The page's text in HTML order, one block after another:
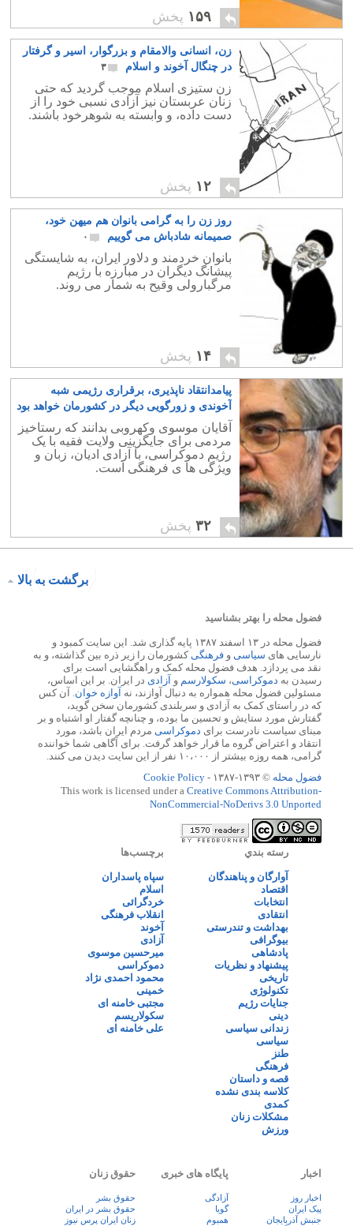
۱۵۹ پخش
زن، انسانی والامقام و بزرگوار، اسیر و گرفتار
در چنگال آخوند و اسلام
۳
زن ستیزی اسلام موجب گردید که حتی
زنان عربستان نیز آزادی نسبی خود را از
دست داده، و وابسته به شوهرخود باشند.
۱۲ پخش
روز زن را به گرامی بانوان هم میهن خود،
صمیمانه شادباش می گوییم
۰
بانوان خردمند و دلاور ایران، به شایستگی
پیشانگ دیگران در مبارزه با رژیم
مرگبارولی وقیح به شمار می روند.
۱۴ پخش
پیامدانتقاد ناپذیری، برقراری رژیمی شبه
آخوندی و زورگویی دیگر در کشورمان خواهد بود
آقایان موسوی وکهروبی بدانند که رستاخیز
مردمی برای جایگزینی ولایت فقیه با یک
رژیم دموکراسی، با آزادی ادیان، زبان و
ویژگی ها ی فرهنگی است.
۳۲ پخش
برگشت به بالا
فضول محله را بهتر بشناسید
فضول محله در ۱۳ اسفند ۱۳۸۷ پایه گذاری شد. این سایت کمبود و
نارسایی های سیاسی و فرهنگیکشورمان را زیر ذره بین گذاشته، و به
نقد می پردازد. هدف فضول محله کمک و راهگشایی است برای
رسیدن به دموکراسی، سکولارسم و آزادی در ایران. بر این اساس،
مسئولین فضول محله همواره به دنبال آوازند، نه آوازه خوان. آن کس
که در راستای کمک به آزادی و سربلندی کشورمان سخن گوید،
گفتارش مورد ستایش و تحسین ما بوده، و چنانچه گفتار او اشتباه و بر
مبنای سیاست نادرست برای دموکراسی مردم ایران باشد، مورد
انتقاد و اعتراض گروه ما قرار خواهد گرفت. برای آگاهی شما خواننده
گرامی، همه روزه بیشتر از ۱۰،۰۰۰ نفر از این سایت دیدن می کنند.
فضول محله © ۱۳۹۳-۱۳۸۷ -
Cookie Policy
This work is licensed under a Creative Commons Attribution-
NonCommercial-NoDerivs 3.0 Unported
رسته بندي
آوارگان و پناهندگان
اقتصاد
انتخابات
انتقادی
بهداشت و تندرستی
بیوگرافی
پادشاهی
پیشنهاد و نظریات
تاریخی
تکنولوژی
جنایات رژیم
دینی
زندانی سیاسی
سیاسی
طنز
فرهنگی
قصه و داستان
کلاسه بندی نشده
کمدی
مشکلات زنان
ورزش
برچسب‌ها
سپاه پاسداران
اسلام
خردگرائی
انقلاب فرهنگی
آخوند
آزادی
میرحسین موسوی
دموکراسی
محمود احمدی نژاد
خمینی
مجتبی خامنه ای
سکولاریسم
علی خامنه ای
اخبار
اخبار روز
پيک ايران
جنبش آذربایجان
پایگاه های خبری
آزادگی
گویا
همبوم
حقوق زنان
حقوق بشر
حقوق بشر در ایران
زنان ايران پرس نيوز